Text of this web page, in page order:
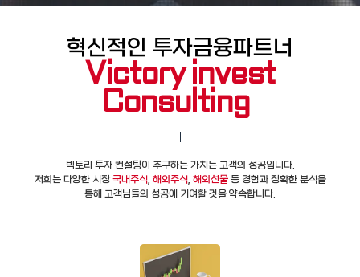
혁신적인 투자금융파트너
Victory invest
Consulting
빅토리 투자 컨설팅이 추구하는 가치는 고객의 성공입니다.
저희는 다양한 시장국내주식, 해외주식, 해외선물등 경험과 정확한 분석을
통해 고객님들의 성공에 기여할 것을 약속합니다.